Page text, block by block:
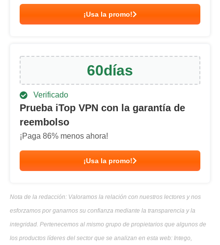
Nota de la redacción: Valoramos la relación con nuestros lectores y nos
esforzamos por ganarnos su confianza mediante la transparencia y la
integridad. Pertenecemos al mismo grupo de propietarios que algunos de
los productos líderes del sector que se analizan en esta web: Intego,
¡Usa la promo!
60días
Verificado
Prueba iTop VPN con la garantía de
reembolso
¡Paga 86% menos ahora!
¡Usa la promo!